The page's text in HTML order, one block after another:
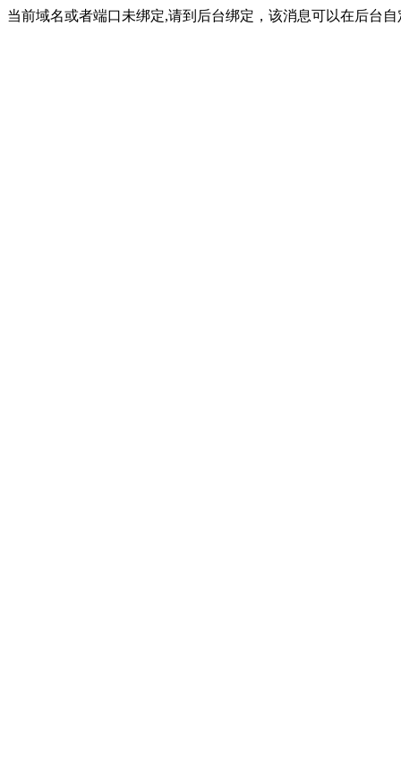
当前域名或者端口未绑定,请到后台绑定，该消息可以在后台自